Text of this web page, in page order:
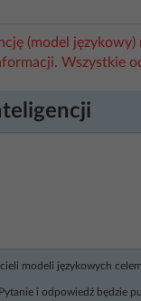
(model
Wszystkie
modeli językowych
i odpowiedź będzie